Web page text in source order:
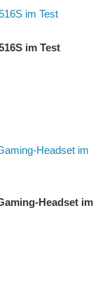
im Test
Headset im